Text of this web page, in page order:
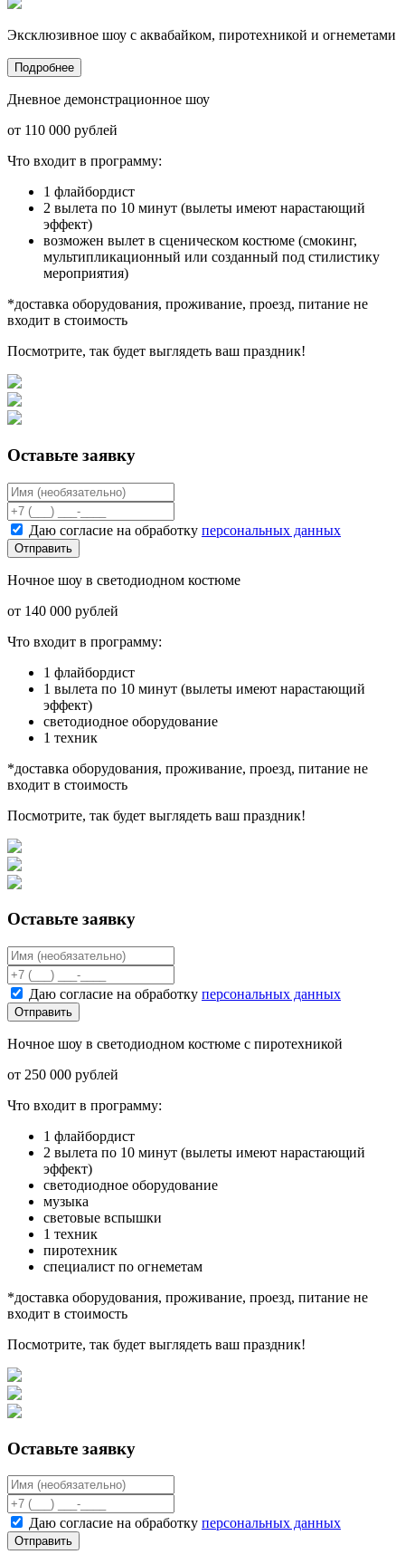
Эксклюзивное шоу с аквабайком, пиротехникой и огнеметами
Подробнее
Дневное демонстрационное шоу
от 110 000 рублей
Что входит в программу:
1 флайбордист
2 вылета по 10 минут (вылеты имеют нарастающий
эффект)
возможен вылет в сценическом костюме (смокинг,
мультипликационный или созданный под стилистику
мероприятия)
*доставка оборудования, проживание, проезд, питание не
входит в стоимость
Посмотрите, так будет выглядеть ваш праздник!
Оставьте заявку
Даю согласие на обработку персональных данных
Отправить
Ночное шоу в светодиодном костюме
от 140 000 рублей
Что входит в программу:
1 флайбордист
1 вылета по 10 минут (вылеты имеют нарастающий
эффект)
светодиодное оборудование
1 техник
*доставка оборудования, проживание, проезд, питание не
входит в стоимость
Посмотрите, так будет выглядеть ваш праздник!
Оставьте заявку
Даю согласие на обработку персональных данных
Отправить
Ночное шоу в светодиодном костюме с пиротехникой
от 250 000 рублей
Что входит в программу:
1 флайбордист
2 вылета по 10 минут (вылеты имеют нарастающий
эффект)
светодиодное оборудование
музыка
световые вспышки
1 техник
пиротехник
специалист по огнеметам
*доставка оборудования, проживание, проезд, питание не
входит в стоимость
Посмотрите, так будет выглядеть ваш праздник!
Оставьте заявку
Даю согласие на обработку персональных данных
Отправить